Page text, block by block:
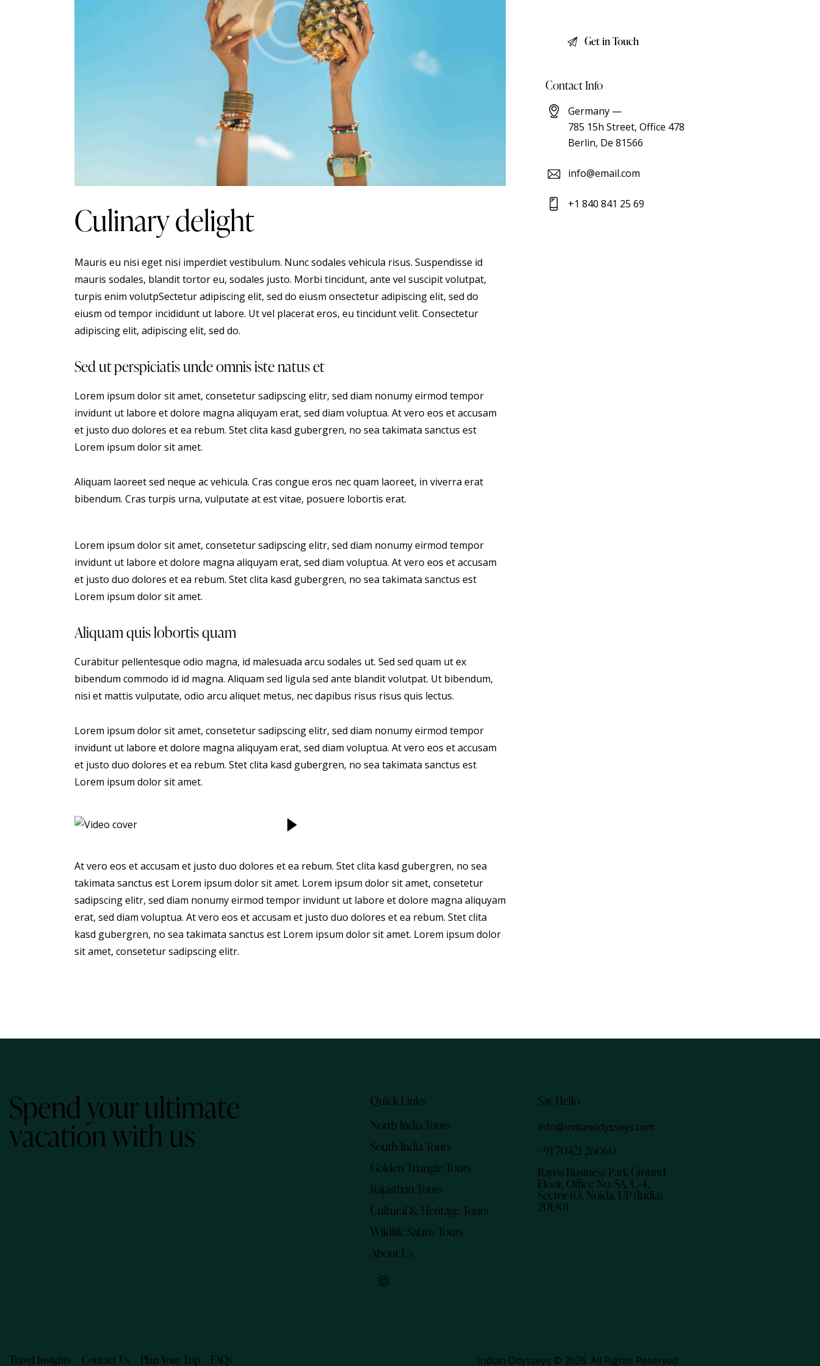
Culinary delight
Mauris eu nisi eget nisi imperdiet vestibulum. Nunc sodales vehicula risus. Suspendisse id
mauris sodales, blandit tortor eu, sodales justo. Morbi tincidunt, ante vel suscipit volutpat,
turpis enim volutpSectetur adipiscing elit, sed do eiusm onsectetur adipiscing elit, sed do
eiusm od tempor incididunt ut labore. Ut vel placerat eros, eu tincidunt velit. Consectetur
adipiscing elit, adipiscing elit, sed do.
Sed ut perspiciatis unde omnis iste natus et
Lorem ipsum dolor sit amet, consetetur sadipscing elitr, sed diam nonumy eirmod tempor
invidunt ut labore et dolore magna aliquyam erat, sed diam voluptua. At vero eos et accusam
et justo duo dolores et ea rebum. Stet clita kasd gubergren, no sea takimata sanctus est
Lorem ipsum dolor sit amet.
Aliquam laoreet sed neque ac vehicula. Cras congue eros nec quam laoreet, in viverra erat
bibendum. Cras turpis urna, vulputate at est vitae, posuere lobortis erat.
Lorem ipsum dolor sit amet, consetetur sadipscing elitr, sed diam nonumy eirmod tempor
invidunt ut labore et dolore magna aliquyam erat, sed diam voluptua. At vero eos et accusam
et justo duo dolores et ea rebum. Stet clita kasd gubergren, no sea takimata sanctus est
Lorem ipsum dolor sit amet.
Aliquam quis lobortis quam
Curabitur pellentesque odio magna, id malesuada arcu sodales ut. Sed sed quam ut ex
bibendum commodo id id magna. Aliquam sed ligula sed ante blandit volutpat. Ut bibendum,
nisi et mattis vulputate, odio arcu aliquet metus, nec dapibus risus risus quis lectus.
Lorem ipsum dolor sit amet, consetetur sadipscing elitr, sed diam nonumy eirmod tempor
invidunt ut labore et dolore magna aliquyam erat, sed diam voluptua. At vero eos et accusam
et justo duo dolores et ea rebum. Stet clita kasd gubergren, no sea takimata sanctus est
Lorem ipsum dolor sit amet.
At vero eos et accusam et justo duo dolores et ea rebum. Stet clita kasd gubergren, no sea
takimata sanctus est Lorem ipsum dolor sit amet. Lorem ipsum dolor sit amet, consetetur
sadipscing elitr, sed diam nonumy eirmod tempor invidunt ut labore et dolore magna aliquyam
erat, sed diam voluptua. At vero eos et accusam et justo duo dolores et ea rebum. Stet clita
kasd gubergren, no sea takimata sanctus est Lorem ipsum dolor sit amet. Lorem ipsum dolor
sit amet, consetetur sadipscing elitr.
Contact Info
Germany —
785 15h Street, Office 478
Berlin, De 81566
info@email.com
+1 840 841 25 69
Spend your ultimate
vacation with us
Quick Links
North India Tours
South India Tours
Golden Triangle Tours
Rajasthan Tours
Cultural & Heritage Tours
Wildlife Safaris Tours
About Us
Say Hello
info@indianodysseys.com
+91 70421 26060
Rayos Business Park Ground
Floor, Office No. 5A, C-4,
Sector-63, Noida, UP (India) -
201301
Travel Insights Contact Us Plan Your Trip FAQs Indian Odysseys © 2026. All Rights Reserved